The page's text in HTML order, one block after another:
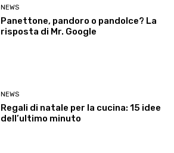
NEWS
Panettone, pandoro o pandolce? La
risposta di Mr. Google
NEWS
Regali di natale per la cucina: 15 idee
dell’ultimo minuto